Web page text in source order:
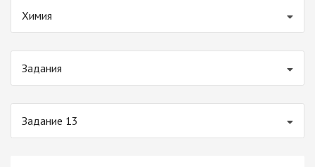
Химия
Задания
Задание 13